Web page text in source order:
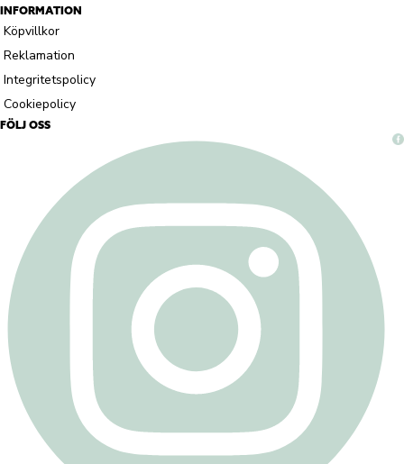
INFORMATION
Köpvillkor
Reklamation
Integritetspolicy
Cookiepolicy
FÖLJ OSS